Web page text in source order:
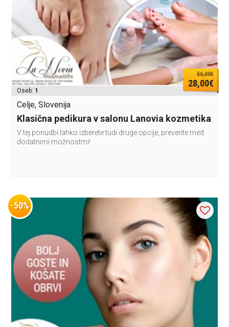
56,00€
28,00€
Oseb: 1
Celje, Slovenija
Klasična pedikura v salonu Lanovia kozmetika
V tej ponudbi lahko izberete tudi druge opcije, preverite med
dodatnimi možnostmi!
-50%